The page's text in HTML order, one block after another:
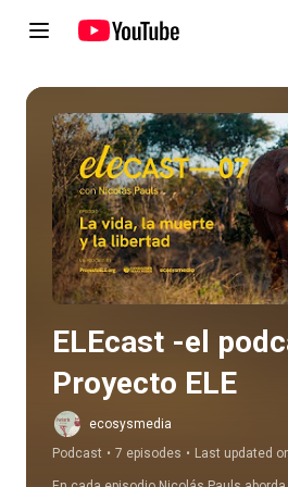
Play all
ELEcast -el
Proyecto ELE
ecosysmedia
Podcast • 7 episodes • Last updated